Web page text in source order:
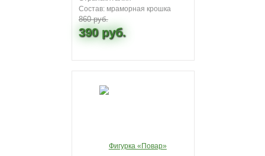
Состав: мраморная крошка
860 руб.
390 руб.